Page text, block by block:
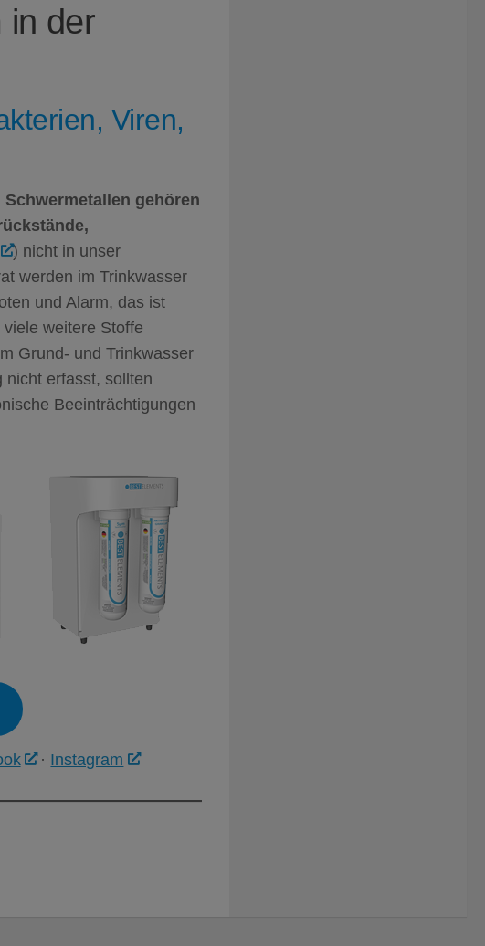
in der
Viren,
Schwermetallen gehören
) nicht in unser
werden im Trinkwasser
und Alarm, das ist
weitere Stoffe
Grund- und Trinkwasser
nicht erfasst, sollten
Beeinträchtigungen
· Instagram